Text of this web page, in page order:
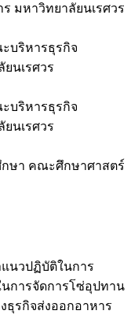
มหาวิทยาลัยนเรศวร
บริหารธุรกิจ
นเรศวร
บริหารธุรกิจ
นเรศวร
กษา คณะศึกษาศาสตร์
นวปฏิบัติในการ
การจัดการโซ่อุปทาน
ธุรกิจส่งออกอาหาร